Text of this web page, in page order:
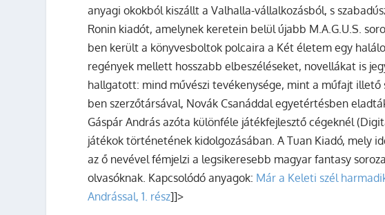
anyagi okokból kiszállt a Valhalla-vállalkozásból, s
Ronin kiadót, amelynek keretein belül újabb M.A.G.U.S.
ben került a könyvesboltok polcaira a Két életem egy
regények mellett hosszabb elbeszéléseket, novellákat is
hallgatott: mind művészi tevékenysége, mint a műfajt
ben szerzőtársával, Novák Csanáddal egyetértésben
Gáspár András azóta különféle játékfejlesztő cégeknél
játékok történetének kidolgozásában. A Tuan Kiadó, mely
az ő nevével fémjelzi a legsikeresebb magyar fantasy
olvasóknak. Kapcsolódó anyagok: Már a Keleti szél
Andrással, 1. rész]]>